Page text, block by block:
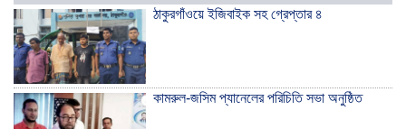
ঠাকুরগাঁওয়ে ইজিবাইক সহ গ্রেপ্তার ৪
কামরুল-জসিম প্যানেলের পরিচিতি সভা অনুষ্ঠিত